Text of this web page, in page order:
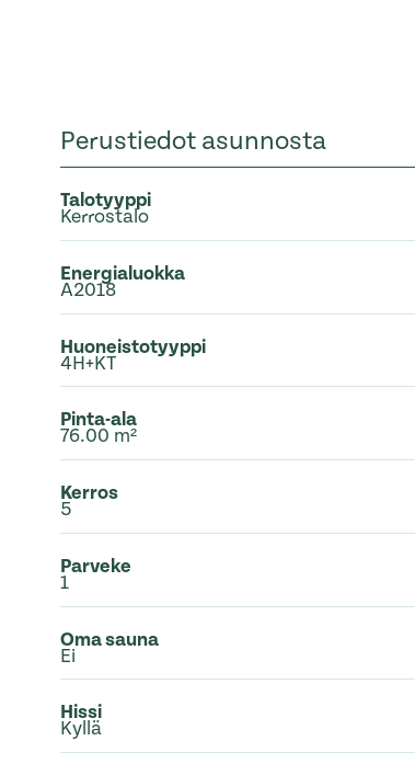
Perustiedot asunnosta
Talotyyppi
Kerrostalo
Energialuokka
A2018
Huoneistotyyppi
4H+KT
Pinta-ala
76.00 m²
Kerros
5
Parveke
1
Oma sauna
Ei
Hissi
Kyllä